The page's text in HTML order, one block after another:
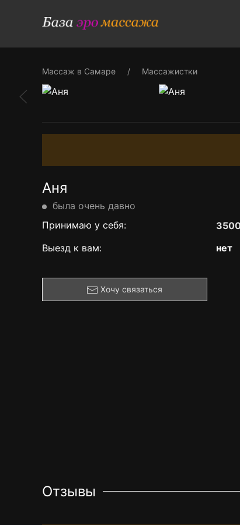
Массаж в Самаре Массажистки
Аня
была очень давно
Принимаю у себя:
Выезд к вам:
нет
Хочу связаться
Отзывы